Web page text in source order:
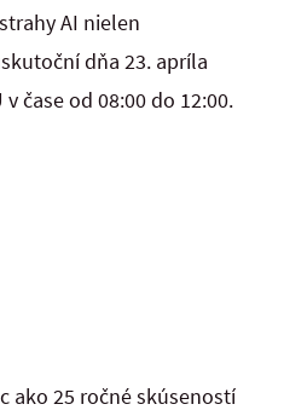
AI nielen
dňa 23. apríla
čase od 08:00 do 12:00.
ako 25 ročné skúseností